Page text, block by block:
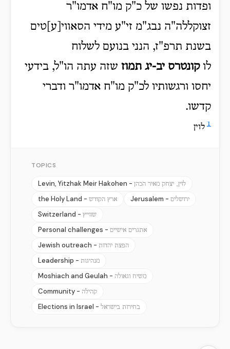
ופדות נפשו של כ"ק מו"ח אדמו"ר
זצוקללה"ה נבג"מ זי"ע מידי הסאווי[ע]טים
בשנת תרפ"ז, הנני בנועם לשלוח
לוקונטרס יב-יג תמוז שזה עתה הו"ל, בידעי
יחסו ורגשותיו לכ"ק מו"ח אדמו"ר ודברי
קדשו.
1 לוין
TOPICS
Levin, Yitzhak Meir Hakohen - לוין, יצחק מאיר הכהן
the Holy Land - ארץ הקודש Jerusalem - ירושלים
Switzerland - שווייץ
Personal challenges - אתגרים אישיים
Jewish outreach - הפצת יהדות
Leadership - מנהיגות
Moshiach and Geulah - משיח וגאולה
Community - קהילה
Elections in Israel - בחירות בישראל